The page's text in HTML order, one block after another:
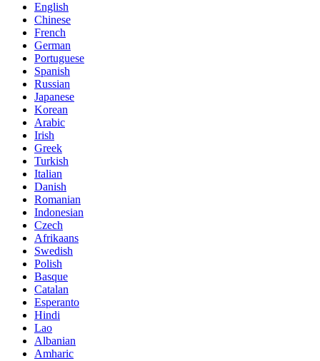
English
Chinese
French
German
Portuguese
Spanish
Russian
Japanese
Korean
Arabic
Irish
Greek
Turkish
Italian
Danish
Romanian
Indonesian
Czech
Afrikaans
Swedish
Polish
Basque
Catalan
Esperanto
Hindi
Lao
Albanian
Amharic